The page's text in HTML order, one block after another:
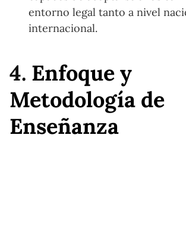
entorno legal tanto a nivel
internacional.
4. Enfoque y
Metodología de
Enseñanza